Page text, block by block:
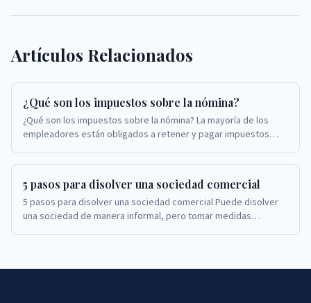
Artículos Relacionados
¿Qué son los impuestos sobre la nómina?
¿Qué son los impuestos sobre la nómina? La mayoría de los
empleadores están obligados a retener y pagar impuestos
5 pasos para disolver una sociedad comercial
5 pasos para disolver una sociedad comercial Puede disolver
una sociedad de manera informal, pero tomar medidas